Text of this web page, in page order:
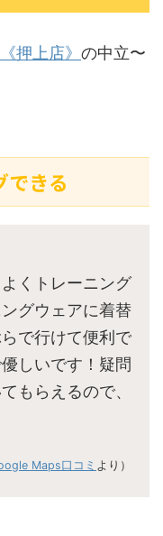
押上店》 の中立〜
できる
くトレーニング
グウェアに着替
で行けて便利で
しいです！疑問
もらえるので、
Maps口コミ より）